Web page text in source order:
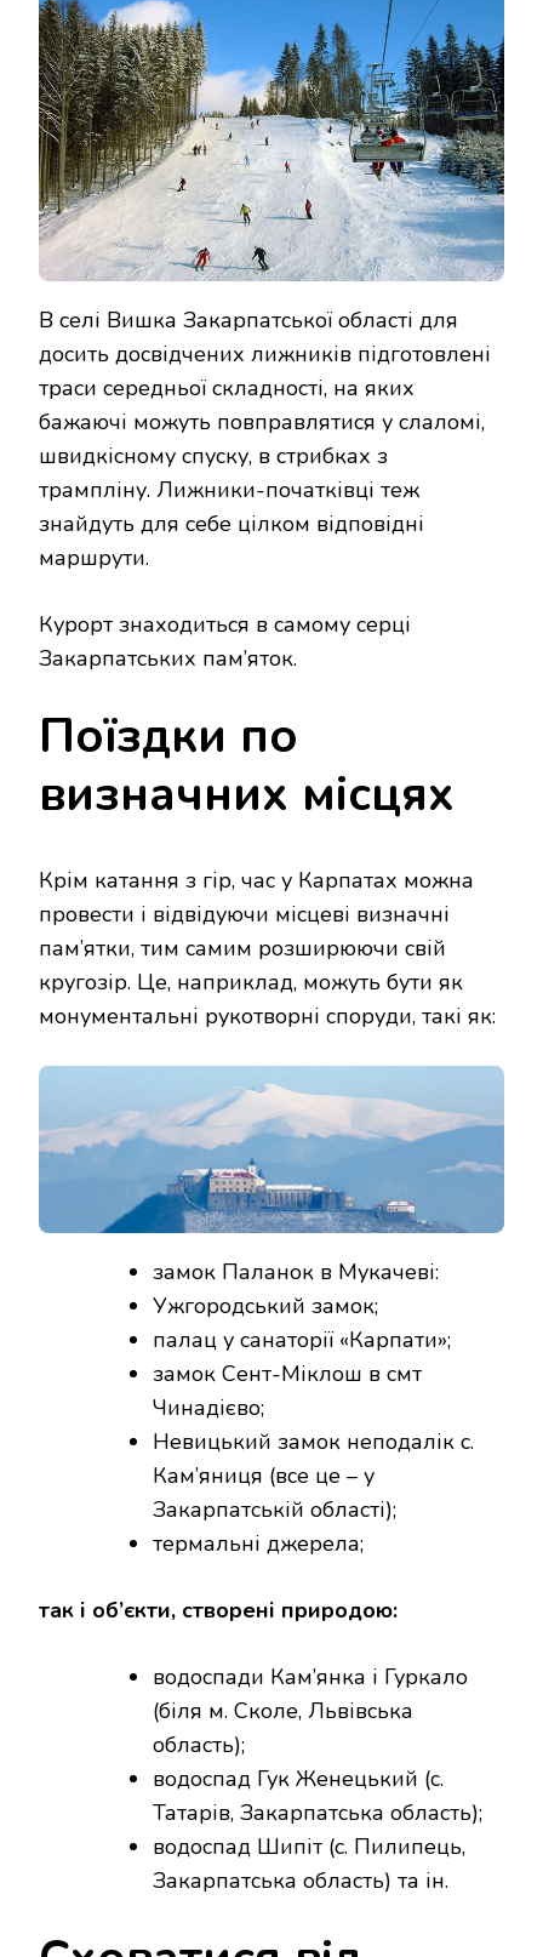
В селі Вишка Закарпатської області для
досить досвідчених лижників підготовлені
траси середньої складності, на яких
бажаючі можуть повправлятися у слаломі,
швидкісному спуску, в стрибках з
трампліну. Лижники-початківці теж
знайдуть для себе цілком відповідні
маршрути.
Курорт знаходиться в самому серці
Закарпатських пам’яток.
Поїздки по
визначних місцях
Крім катання з гір, час у Карпатах можна
провести і відвідуючи місцеві визначні
пам’ятки, тим самим розширюючи свій
кругозір. Це, наприклад, можуть бути як
монументальні рукотворні споруди, такі як:
замок Паланок в Мукачеві:
Ужгородський замок;
палац у санаторії «Карпати»;
замок Сент-Міклош в смт
Чинадієво;
Невицький замок неподалік с.
Кам’яниця (все це – у
Закарпатській області);
термальні джерела;
так і об’єкти, створені природою:
водоспади Кам’янка і Гуркало
(біля м. Сколе, Львівська
область);
водоспад Гук Женецький (с.
Татарів, Закарпатська область);
водоспад Шипіт (с. Пилипець,
Закарпатська область) та ін.